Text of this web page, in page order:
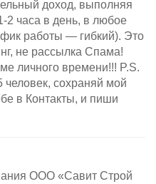
доход, выполняя
2 часа в день, в любое
работы — гибкий). Это
не рассылка Спама!
личного времени!!! P.S.
сохраняй мой
в Контакты, и пиши
ООО «Cавит Cтрой